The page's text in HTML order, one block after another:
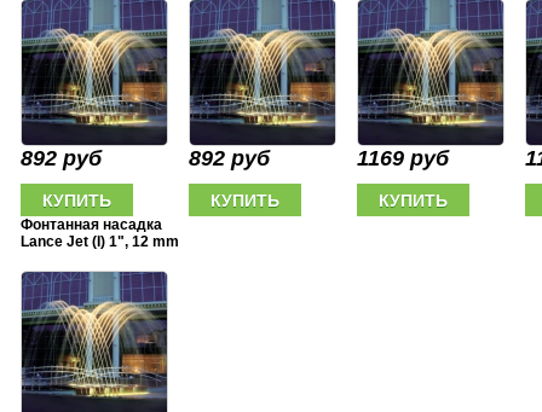
892 руб 892 руб 1169 руб
Фонтанная насадка
Lance Jet (I) 1", 12 mm